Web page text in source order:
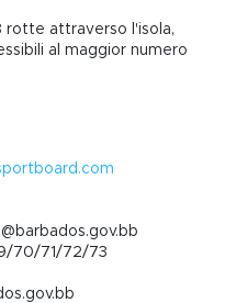
rotte attraverso l'isola,
al maggior numero
70/71/72/73